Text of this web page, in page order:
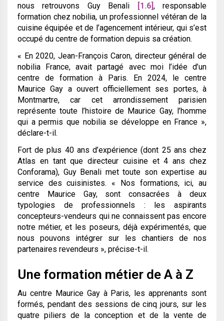
nous retrouvons Guy Benali
[1.6], responsable
formation chez nobilia, un professionnel vétéran de la
cuisine équipée et de l’agencement intérieur, qui s’est
occupé du centre de formation depuis sa création.
« En 2020, Jean-François Caron, directeur général de
nobilia France, avait partagé avec moi l’idée d’un
centre de formation à Paris. En 2024, le centre
Maurice Gay a ouvert officiellement ses portes, à
Montmartre, car cet arrondissement parisien
représente toute l’histoire de Maurice Gay, l’homme
qui a permis que nobilia se développe en France »,
déclare-t-il.
Fort de plus 40 ans d’expérience (dont 25 ans chez
Atlas en tant que directeur cuisine et 4 ans chez
Conforama), Guy Benali met toute son expertise au
service des cuisinistes. « Nos formations, ici, au
centre Maurice Gay, sont consacrées à deux
typologies de professionnels : les aspirants
concepteurs-vendeurs qui ne connaissent pas encore
notre métier, et les poseurs, déjà expérimentés, que
nous pouvons intégrer sur les chantiers de nos
partenaires revendeurs », précise-t-il.
Une formation métier de A à Z
Au centre Maurice Gay à Paris, les apprenants sont
formés, pendant des sessions de cinq jours, sur les
quatre piliers de la conception et de la vente de